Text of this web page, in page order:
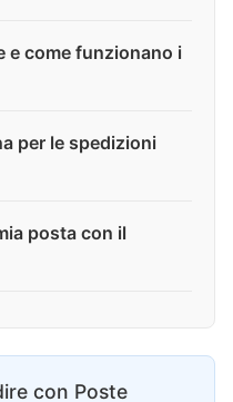
e come funzionano i
per le spedizioni
posta con il
con Poste